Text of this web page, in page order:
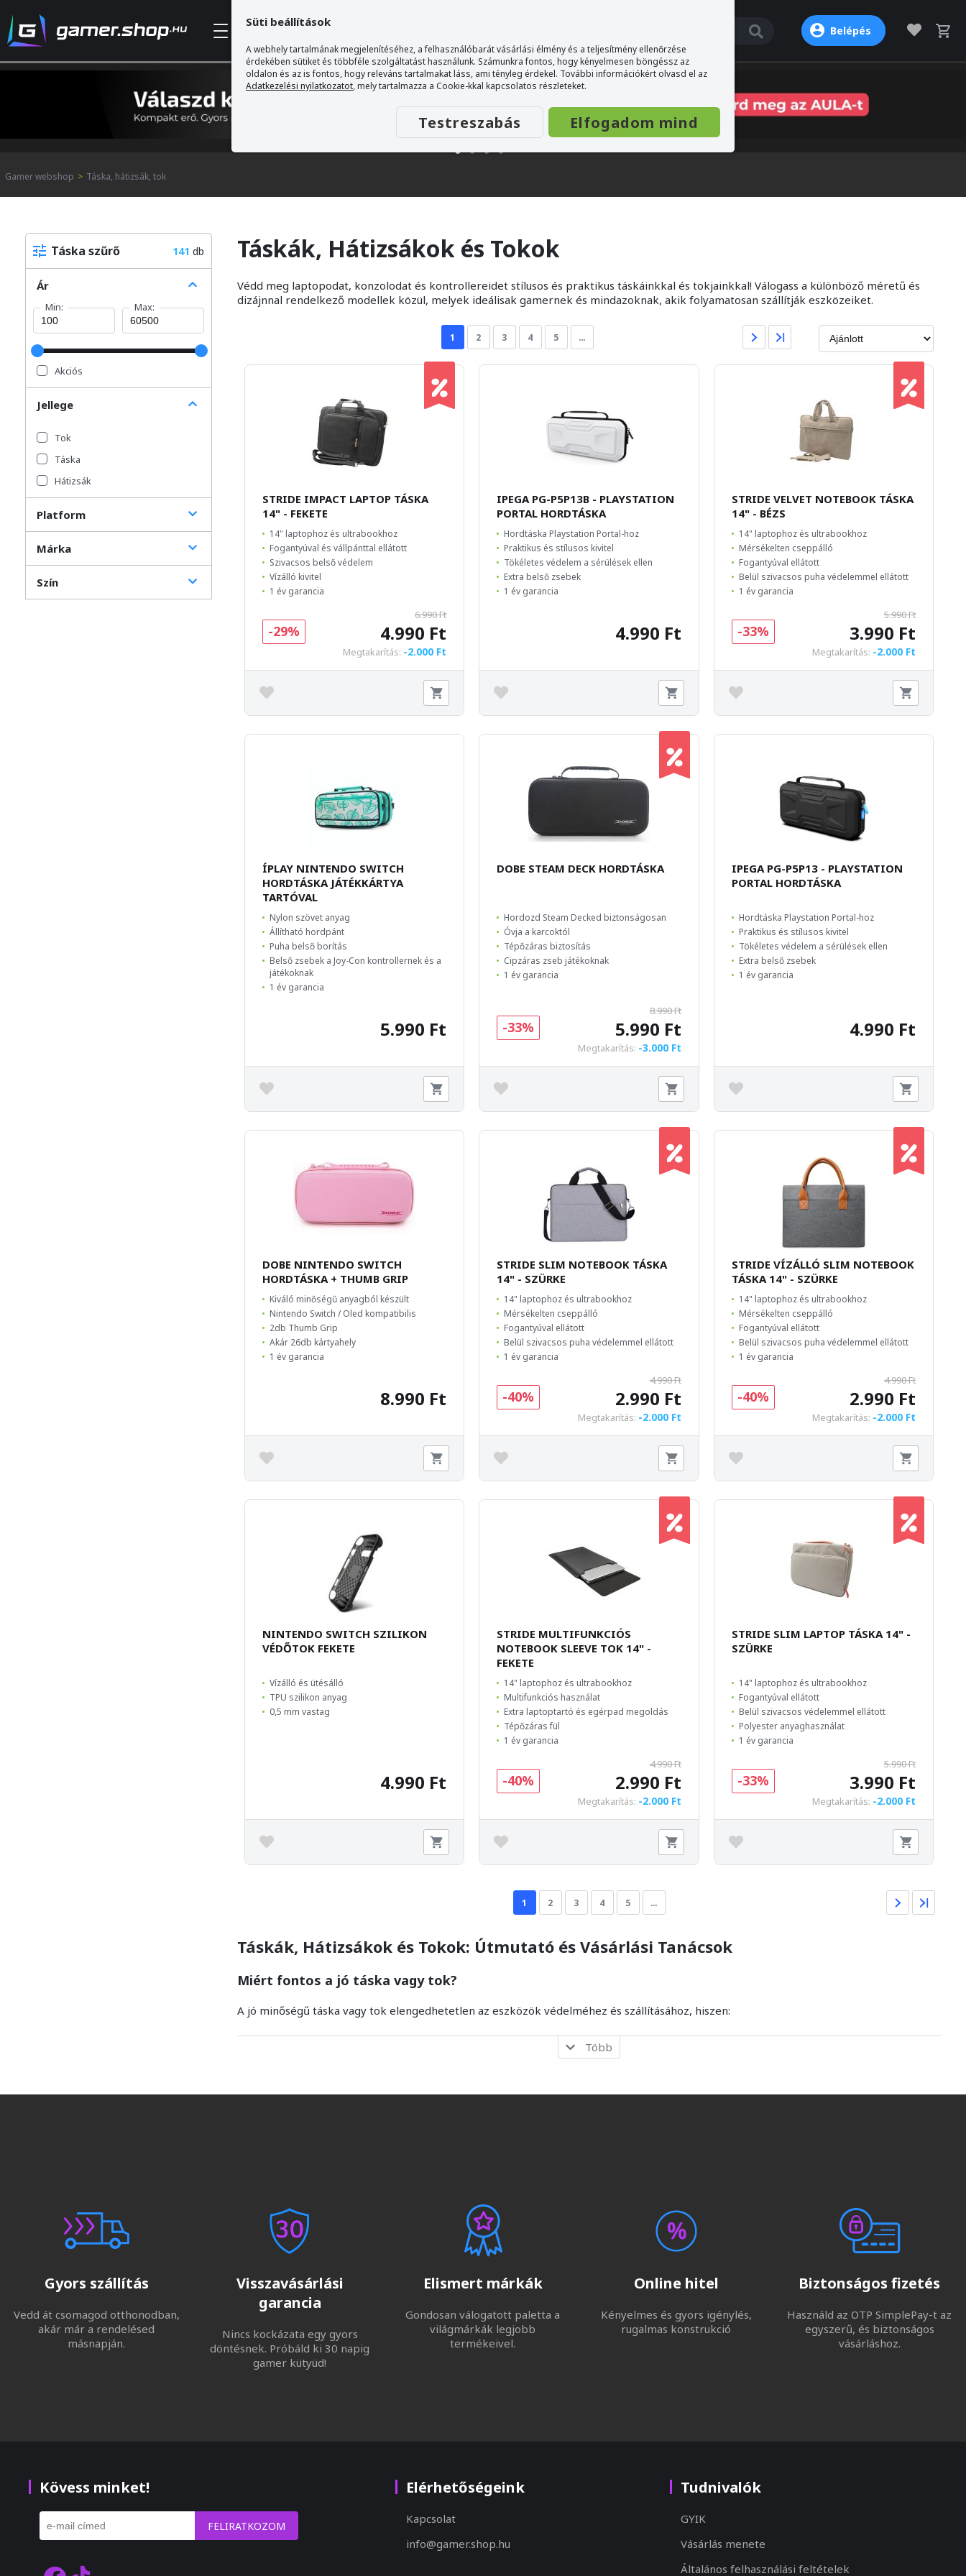
Belépés
Kategóriák
Gamer webshop > Táska, hátizsák, tok
Táska szűrő 141 db
Ár
Min: Max:
Akciós
Jellege
Tok
Táska
Hátizsák
Platform
Márka
Szín
Táskák, Hátizsákok és Tokok
Védd meg laptopodat, konzolodat és kontrollereidet stílusos és praktikus táskáinkkal és tokjainkkal! Válogass a különböző méretű és
dizájnnal rendelkező modellek közül, melyek ideálisak gamernek és mindazoknak, akik folyamatosan szállítják eszközeiket.
1 2 3 4 5 …
STRIDE IMPACT LAPTOP TÁSKA
14" - FEKETE
14" laptophoz és ultrabookhoz
Fogantyúval és vállpánttal ellátott
Szivacsos belső védelem
Vízálló kivitel
1 év garancia
6.990 Ft
4.990 Ft
Megtakarítás: -2.000 Ft
-29%
IPEGA PG-P5P13B - PLAYSTATION
PORTAL HORDTÁSKA
Hordtáska Playstation Portal-hoz
Praktikus és stílusos kivitel
Tökéletes védelem a sérülések ellen
Extra belső zsebek
1 év garancia
4.990 Ft
STRIDE VELVET NOTEBOOK TÁSKA
14" - BÉZS
14" laptophoz és ultrabookhoz
Mérsékelten cseppálló
Fogantyúval ellátott
Belül szivacsos puha védelemmel ellátott
1 év garancia
5.990 Ft
3.990 Ft
Megtakarítás: -2.000 Ft
-33%
ÍPLAY NINTENDO SWITCH
HORDTÁSKA JÁTÉKKÁRTYA
TARTÓVAL
Nylon szövet anyag
Állítható hordpánt
Puha belső borítás
Belső zsebek a Joy-Con kontrollernek és a
játékoknak
1 év garancia
5.990 Ft
DOBE STEAM DECK HORDTÁSKA
Hordozd Steam Decked biztonságosan
Óvja a karcoktól
Tépőzáras biztosítás
Cipzáras zseb játékoknak
1 év garancia
8.990 Ft
5.990 Ft
Megtakarítás: -3.000 Ft
-33%
IPEGA PG-P5P13 - PLAYSTATION
PORTAL HORDTÁSKA
Hordtáska Playstation Portal-hoz
Praktikus és stílusos kivitel
Tökéletes védelem a sérülések ellen
Extra belső zsebek
1 év garancia
4.990 Ft
DOBE NINTENDO SWITCH
HORDTÁSKA + THUMB GRIP
Kiváló minőségű anyagból készült
Nintendo Switch / Oled kompatibilis
2db Thumb Grip
Akár 26db kártyahely
1 év garancia
8.990 Ft
STRIDE SLIM NOTEBOOK TÁSKA
14" - SZÜRKE
14" laptophoz és ultrabookhoz
Mérsékelten cseppálló
Fogantyúval ellátott
Belül szivacsos puha védelemmel ellátott
1 év garancia
4.990 Ft
2.990 Ft
Megtakarítás: -2.000 Ft
-40%
STRIDE VÍZÁLLÓ SLIM NOTEBOOK
TÁSKA 14" - SZÜRKE
14" laptophoz és ultrabookhoz
Mérsékelten cseppálló
Fogantyúval ellátott
Belül szivacsos puha védelemmel ellátott
1 év garancia
4.990 Ft
2.990 Ft
Megtakarítás: -2.000 Ft
-40%
NINTENDO SWITCH SZILIKON
VÉDŐTOK FEKETE
Vízálló és ütésálló
TPU szilikon anyag
0,5 mm vastag
4.990 Ft
STRIDE MULTIFUNKCIÓS
NOTEBOOK SLEEVE TOK 14" -
FEKETE
14" laptophoz és ultrabookhoz
Multifunkciós használat
Extra laptoptartó és egérpad megoldás
Tépőzáras fül
1 év garancia
4.990 Ft
2.990 Ft
Megtakarítás: -2.000 Ft
-40%
STRIDE SLIM LAPTOP TÁSKA 14" -
SZÜRKE
14" laptophoz és ultrabookhoz
Fogantyúval ellátott
Belül szivacsos védelemmel ellátott
Polyester anyaghasználat
1 év garancia
5.990 Ft
3.990 Ft
Megtakarítás: -2.000 Ft
-33%
1 2 3 4 5 …
Táskák, Hátizsákok és Tokok: Útmutató és Vásárlási Tanácsok
Miért fontos a jó táska vagy tok?
A jó minőségű táska vagy tok elengedhetetlen az eszközök védelméhez és szállításához, hiszen:
Több
Gyors szállítás
Vedd át csomagod otthonodban,
akár már a rendelésed
másnapján.
Visszavásárlási
garancia
Nincs kockázata egy gyors
döntésnek. Próbáld ki 30 napig
gamer kütyüd!
Elismert márkák
Gondosan válogatott paletta a
világmárkák legjobb
termékeivel.
Online hitel
Kényelmes és gyors igénylés,
rugalmas konstrukció
Biztonságos fizetés
Használd az OTP SimplePay-t az
egyszerű, és biztonságos
vásárláshoz.
Kövess minket!
FELIRATKOZOM
Elérhetőségeink
Kapcsolat
info@gamer.shop.hu
Tudnivalók
GYIK
Vásárlás menete
Általános felhasználási feltételek
Süti beállítások
A webhely tartalmának megjelenítéséhez, a felhasználóbarát vásárlási élmény és a teljesítmény ellenőrzése
érdekében sütiket és többféle szolgáltatást használunk. Számunkra fontos, hogy kényelmesen böngéssz az
oldalon és az is fontos, hogy releváns tartalmakat láss, ami tényleg érdekel. További információkért olvasd el az
Adatkezelési nyilatkozatot, mely tartalmazza a Cookie-kkal kapcsolatos részleteket.
Testreszabás Elfogadom mind